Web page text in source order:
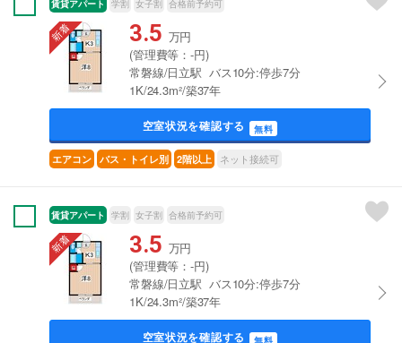
賃貸アパート 学割 女子割 合格前予約可
3.5 万円
(管理費等：-円)
常磐線/日立駅 バス10分:停歩7分
1K/24.3m²/築37年
空室状況を確認する 無料
エアコン バス・トイレ別 2階以上 ネット接続可
賃貸アパート 学割 女子割 合格前予約可
3.5 万円
(管理費等：-円)
常磐線/日立駅 バス10分:停歩7分
1K/24.3m²/築37年
空室状況を確認する 無料